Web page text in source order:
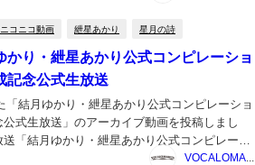
ニコニコ動画 紲星あかり 星月の詩
かり・紲星あかり公式コンピレーショ
記念公式生放送
「結月ゆかり・紲星あかり公式コンピレーショ
式生放送」のアーカイブ動画を投稿しまし
「結月ゆかり・紲星あかり公式コンピレーシ
公式生放送」のアーカイブです。 日時：2020